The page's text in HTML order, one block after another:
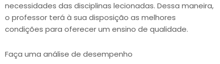
necessidades das disciplinas lecionadas. Dessa maneira,
o professor terá à sua disposição as melhores
condições para oferecer um ensino de qualidade.
Faça uma análise de desempenho